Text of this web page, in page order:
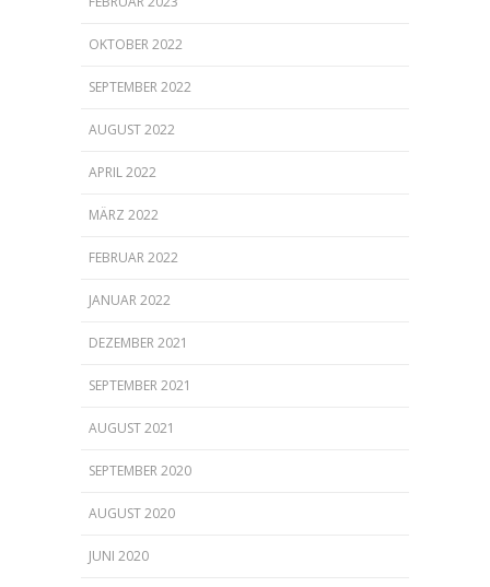
OKTOBER 2022
SEPTEMBER 2022
AUGUST 2022
APRIL 2022
MÄRZ 2022
FEBRUAR 2022
JANUAR 2022
DEZEMBER 2021
SEPTEMBER 2021
AUGUST 2021
SEPTEMBER 2020
AUGUST 2020
JUNI 2020